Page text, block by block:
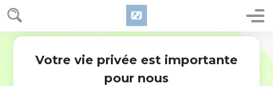
Romains 11
vous ; mais en ce qui concerne l'élection, ils sont aimés à
cause de leurs pères.
29
De même que vous avez autrefois désobéi à Dieu et que
par leur désobéissance vous avez maintenant obtenu
Votre vie privée est importante
pour nous